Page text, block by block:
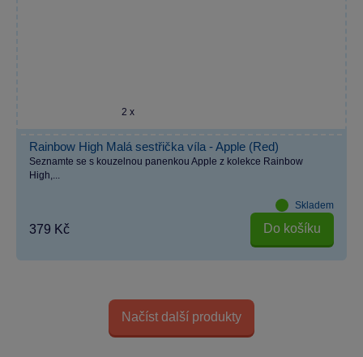
2 x
Rainbow High Malá sestřička víla - Apple (Red)
Seznamte se s kouzelnou panenkou Apple z kolekce Rainbow
High,...
Skladem
379 Kč Do košíku
Načíst další produkty